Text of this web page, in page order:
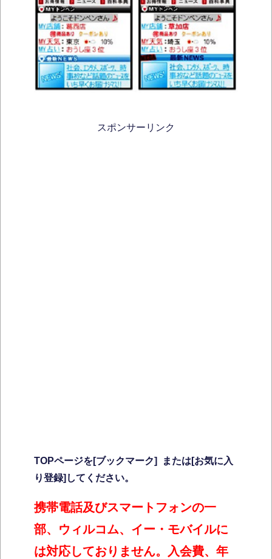
スポンサーリンク
TOPページを[ブックマーク]
または[お気に入
り登録]してください。
携帯電話及びスマートフォンの一
部、ウィルコム、イー・モバイルに
は対応しておりません。入会費、年